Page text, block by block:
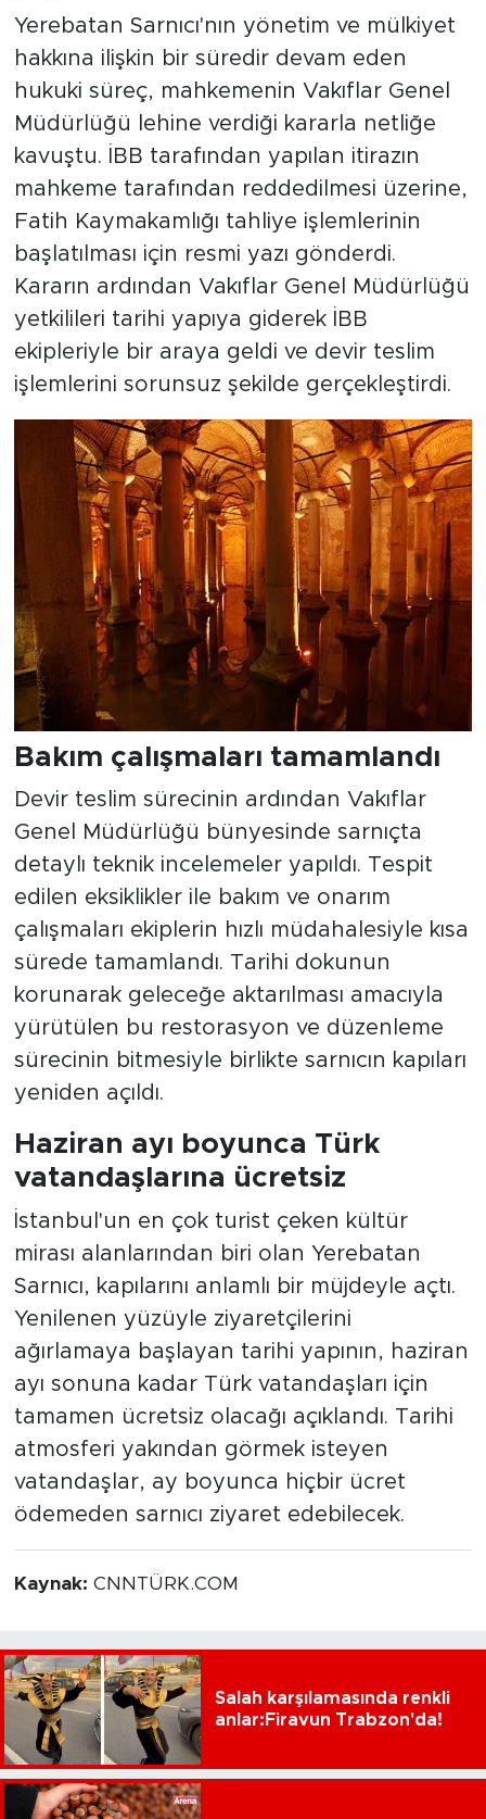
Yerebatan Sarnıcı'nın yönetim ve mülkiyet
hakkına ilişkin bir süredir devam eden
hukuki süreç, mahkemenin Vakıflar Genel
Müdürlüğü lehine verdiği kararla netliğe
kavuştu. İBB tarafından yapılan itirazın
mahkeme tarafından reddedilmesi üzerine,
Fatih Kaymakamlığı tahliye işlemlerinin
başlatılması için resmi yazı gönderdi.
Kararın ardından Vakıflar Genel Müdürlüğü
yetkilileri tarihi yapıya giderek İBB
ekipleriyle bir araya geldi ve devir teslim
işlemlerini sorunsuz şekilde gerçekleştirdi.
Bakım çalışmaları tamamlandı
Devir teslim sürecinin ardından Vakıflar
Genel Müdürlüğü bünyesinde sarnıçta
detaylı teknik incelemeler yapıldı. Tespit
edilen eksiklikler ile bakım ve onarım
çalışmaları ekiplerin hızlı müdahalesiyle kısa
sürede tamamlandı. Tarihi dokunun
korunarak geleceğe aktarılması amacıyla
yürütülen bu restorasyon ve düzenleme
sürecinin bitmesiyle birlikte sarnıcın kapıları
yeniden açıldı.
Haziran ayı boyunca Türk
vatandaşlarına ücretsiz
İstanbul'un en çok turist çeken kültür
mirası alanlarından biri olan Yerebatan
Sarnıcı, kapılarını anlamlı bir müjdeyle açtı.
Yenilenen yüzüyle ziyaretçilerini
ağırlamaya başlayan tarihi yapının, haziran
ayı sonuna kadar Türk vatandaşları için
tamamen ücretsiz olacağı açıklandı. Tarihi
atmosferi yakından görmek isteyen
vatandaşlar, ay boyunca hiçbir ücret
ödemeden sarnıcı ziyaret edebilecek.
Kaynak: CNNTÜRK.COM
Salah karşılamasında renkli
anlar:Firavun Trabzon'da!